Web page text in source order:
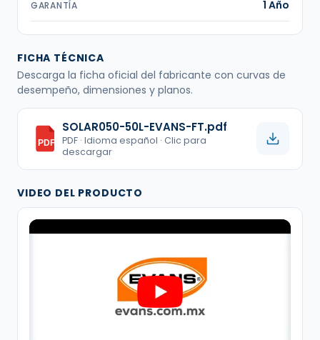
GARANTÍA 1 Año
FICHA TÉCNICA
Descarga la ficha oficial del fabricante con curvas de
desempeño, dimensiones y planos.
PDF
SOLAR050-50L-EVANS-FT.pdf
PDF · Idioma español · Clic para
descargar
VIDEO DEL PRODUCTO